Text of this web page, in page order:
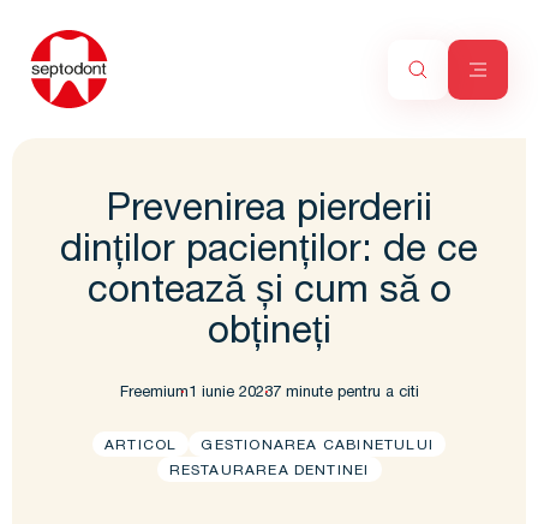
Prevenirea pierderii
dinților pacienților: de ce
contează și cum să o
obțineți
Freemium1 iunie 20237 minute pentru a citi
ARTICOL
GESTIONAREA CABINETULUI
RESTAURAREA DENTINEI